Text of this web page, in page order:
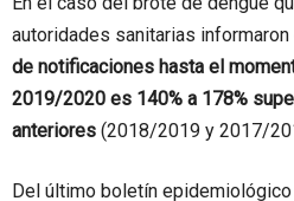
autoridades sanitarias informaron
de notificaciones hasta el
2019/2020 es 140% a 178%
anteriores (2018/2019 y 2017/
Del último boletín